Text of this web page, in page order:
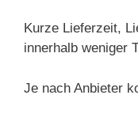
Kurze Lieferzeit,
innerhalb weniger
Je nach Anbieter